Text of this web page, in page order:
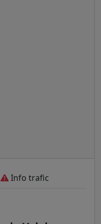
Info trafic